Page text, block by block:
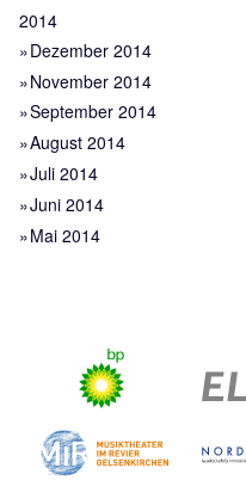
2014
Dezember 2014
November 2014
September 2014
August 2014
Juli 2014
Juni 2014
Mai 2014